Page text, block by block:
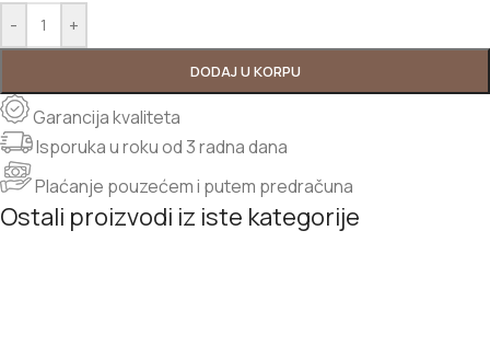
- +
DODAJ U KORPU
Garancija kvaliteta
Isporuka u roku od 3 radna dana
Plaćanje pouzećem i putem predračuna
Ostali proizvodi iz iste kategorije